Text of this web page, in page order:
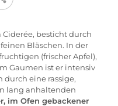
Ciderée, besticht durch
Bläschen. In der
(frischer Apfel),
Gaumen ist er intensiv
eine rassige,
lang anhaltenden
im Ofen gebackener